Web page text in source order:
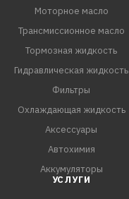
присадок по
по обычной
до 3,5% - по
маслом,
(испытания
System):
твердых частиц сажи
Моторное масло
Трансмиссионное масло
Тормозная жидкость
Гидравлическая жидкость
Фильтры
Охлаждающая жидкость
Аксессуары
Автохимия
Аккумуляторы
УСЛУГИ